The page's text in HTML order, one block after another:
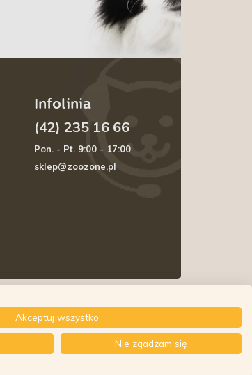
Infolinia
(42) 235 16 66
Pon. - Pt. 9:00 - 17:00
sklep@zoozone.pl
Akceptuj wszystko
Nie zgadzam się